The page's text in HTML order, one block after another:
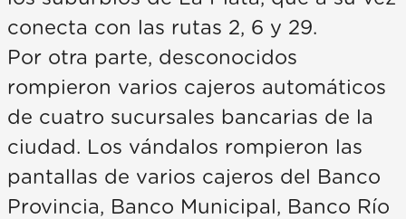
conecta con las rutas 2, 6 y 29.
Por otra parte, desconocidos
rompieron varios cajeros automáticos
de cuatro sucursales bancarias de la
ciudad. Los vándalos rompieron las
pantallas de varios cajeros del Banco
Provincia, Banco Municipal, Banco Río